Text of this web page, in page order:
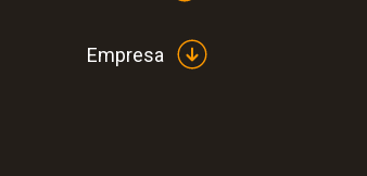
Empresa